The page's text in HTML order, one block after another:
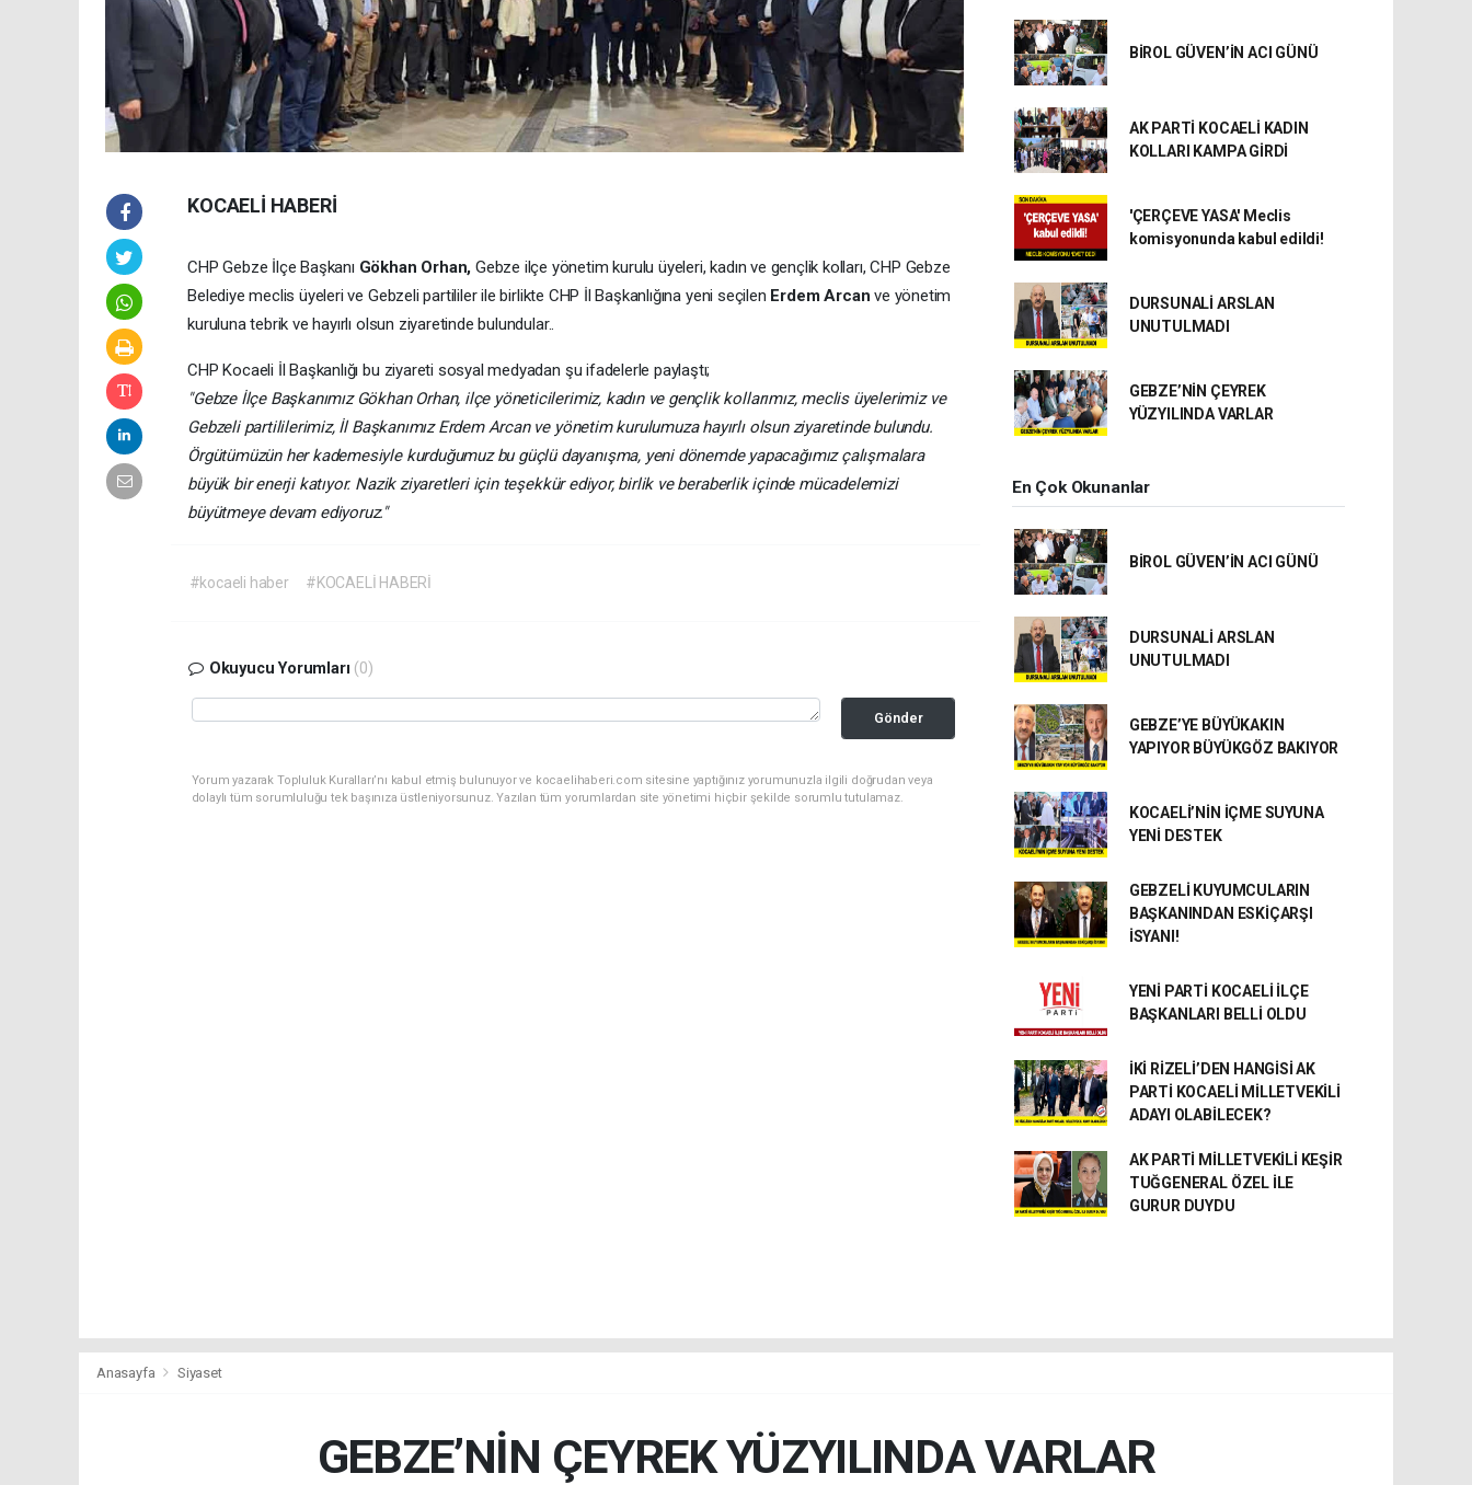
KOCAELİ HABERİ
CHP ​Gebze İlçe Başkanı Gökhan Orhan, Gebze ilçe yönetim kurulu üyeleri, kadın ve gençlik kolları, CHP Gebze
Belediye meclis üyeleri ve Gebzeli partililer ile birlikte CHP İl Başkanlığına yeni seçilen Erdem Arcanve yönetim
kuruluna tebrik ve hayırlı olsun ziyaretinde bulundular..
CHP Kocaeli İl Başkanlığı bu ziyareti sosyal medyadan şu ifadelerle paylaştı;
"Gebze İlçe Başkanımız Gökhan Orhan, ilçe yöneticilerimiz, kadın ve gençlik kollarımız, meclis üyelerimiz ve
Gebzeli partililerimiz, İl Başkanımız Erdem Arcan ve yönetim kurulumuza hayırlı olsun ziyaretinde bulundu.
Örgütümüzün her kademesiyle kurduğumuz bu güçlü dayanışma, yeni dönemde yapacağımız çalışmalara
büyük bir enerji katıyor. Nazik ziyaretleri için teşekkür ediyor, birlik ve beraberlik içinde mücadelemizi
büyütmeye devam ediyoruz."
#kocaeli haber #KOCAELİ HABERİ
Okuyucu Yorumları (0)
Gönder
Yorum yazarak Topluluk Kuralları’nı kabul etmiş bulunuyor ve kocaelihaberi.com sitesine yaptığınız yorumunuzla ilgili doğrudan veya
dolaylı tüm sorumluluğu tek başınıza üstleniyorsunuz. Yazılan tüm yorumlardan site yönetimi hiçbir şekilde sorumlu tutulamaz.
BİROL GÜVEN’İN ACI GÜNÜ
AK PARTİ KOCAELİ KADIN
KOLLARI KAMPA GİRDİ
'ÇERÇEVE YASA' Meclis
komisyonunda kabul edildi!
DURSUNALİ ARSLAN
UNUTULMADI
GEBZE’NİN ÇEYREK
YÜZYILINDA VARLAR
En Çok Okunanlar
BİROL GÜVEN’İN ACI GÜNÜ
DURSUNALİ ARSLAN
UNUTULMADI
GEBZE’YE BÜYÜKAKIN
YAPIYOR BÜYÜKGÖZ BAKIYOR
KOCAELİ’NİN İÇME SUYUNA
YENİ DESTEK
GEBZELİ KUYUMCULARIN
BAŞKANINDAN ESKİÇARŞI
İSYANI!
YENİ PARTİ KOCAELİ İLÇE
BAŞKANLARI BELLİ OLDU
İKİ RİZELİ’DEN HANGİSİ AK
PARTİ KOCAELİ MİLLETVEKİLİ
ADAYI OLABİLECEK?
AK PARTİ MİLLETVEKİLİ KEŞİR
TUĞGENERAL ÖZEL İLE
GURUR DUYDU
Anasayfa Siyaset
GEBZE’NİN ÇEYREK YÜZYILINDA VARLAR